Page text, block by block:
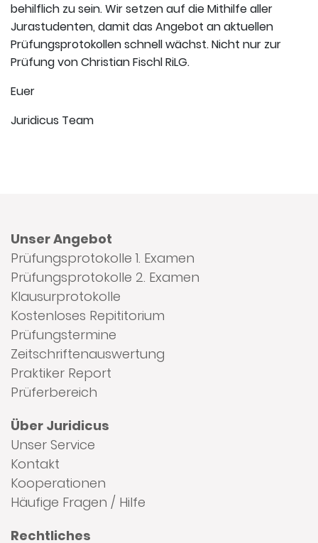
behilflich zu sein. Wir setzen auf die Mithilfe aller
Jurastudenten, damit das Angebot an aktuellen
Prüfungsprotokollen schnell wächst. Nicht nur zur
Prüfung von Christian Fischl RiLG.
Euer
Juridicus Team
Unser Angebot
Prüfungsprotokolle 1. Examen
Prüfungsprotokolle 2. Examen
Klausurprotokolle
Kostenloses Repititorium
Prüfungstermine
Zeitschriftenauswertung
Praktiker Report
Prüferbereich
Über Juridicus
Unser Service
Kontakt
Kooperationen
Häufige Fragen / Hilfe
Rechtliches